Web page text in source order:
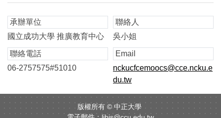
承辦單位
國立成功大學 推廣教育中心
聯絡人
吳小姐
聯絡電話
06-2757575#51010
Email
nckucfcemoocs@cce.ncku.e
du.tw
版權所有 © 中正大學